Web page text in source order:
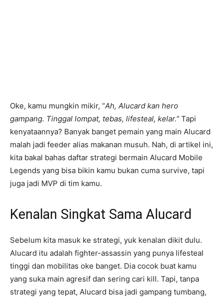
Oke, kamu mungkin mikir, “Ah, Alucard kan hero
gampang. Tinggal lompat, tebas, lifesteal, kelar.” Tapi
kenyataannya? Banyak banget pemain yang main Alucard
malah jadi feeder alias makanan musuh. Nah, di artikel ini,
kita bakal bahas daftar strategi bermain Alucard Mobile
Legends yang bisa bikin kamu bukan cuma survive, tapi
juga jadi MVP di tim kamu.
Kenalan Singkat Sama Alucard
Sebelum kita masuk ke strategi, yuk kenalan dikit dulu.
Alucard itu adalah fighter-assassin yang punya lifesteal
tinggi dan mobilitas oke banget. Dia cocok buat kamu
yang suka main agresif dan sering cari kill. Tapi, tanpa
strategi yang tepat, Alucard bisa jadi gampang tumbang,